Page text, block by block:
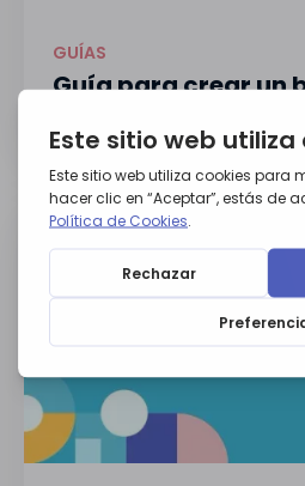
GUÍAS
Guía para crear un
Descargar guía